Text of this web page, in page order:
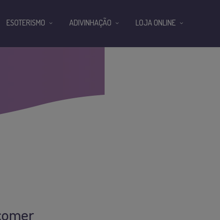
ESOTERISMO ADIVINHAÇÃO LOJA ONLINE